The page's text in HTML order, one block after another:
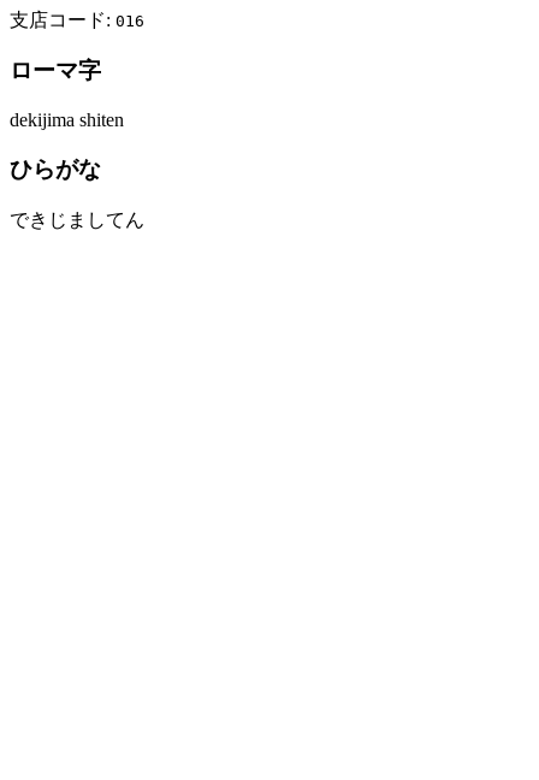
支店コード: 016
ローマ字
dekijima shiten
ひらがな
できじましてん